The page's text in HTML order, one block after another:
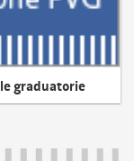
graduatorie